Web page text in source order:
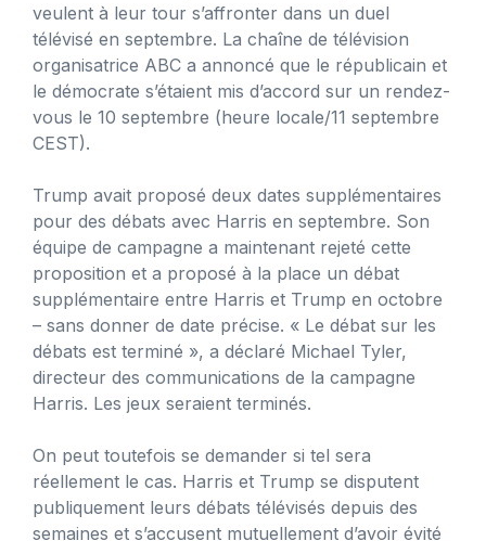
veulent à leur tour s’affronter dans un duel
télévisé en septembre. La chaîne de télévision
organisatrice ABC a annoncé que le républicain et
le démocrate s’étaient mis d’accord sur un rendez-
vous le 10 septembre (heure locale/11 septembre
CEST).
Trump avait proposé deux dates supplémentaires
pour des débats avec Harris en septembre. Son
équipe de campagne a maintenant rejeté cette
proposition et a proposé à la place un débat
supplémentaire entre Harris et Trump en octobre
– sans donner de date précise. « Le débat sur les
débats est terminé », a déclaré Michael Tyler,
directeur des communications de la campagne
Harris. Les jeux seraient terminés.
On peut toutefois se demander si tel sera
réellement le cas. Harris et Trump se disputent
publiquement leurs débats télévisés depuis des
semaines et s’accusent mutuellement d’avoir évité